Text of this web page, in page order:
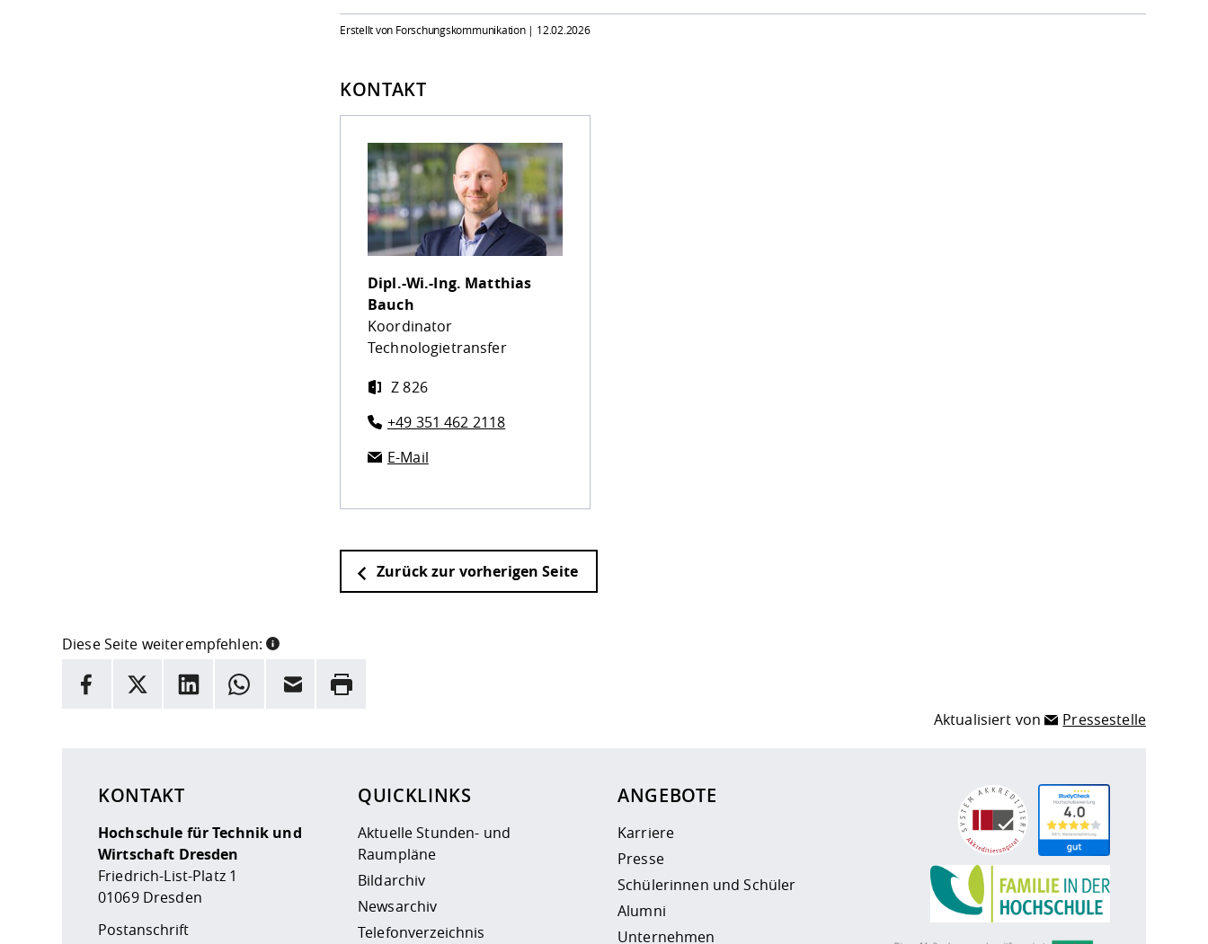
Erstellt von Forschungskommunikation | 12.02.2026
KONTAKT
Dipl.-Wi.-Ing. Matthias
Bauch
Koordinator
Technologietransfer
Z 826
+49 351 462 2118
E-Mail
Zurück zur vorherigen Seite
Diese Seite weiterempfehlen:
INFORMATION
Facebook
X LinkedInWhatsappE-Mail Drucken
Aktualisiert von Pressestelle
KONTAKT
Hochschule für Technik und
Wirtschaft Dresden
Friedrich-List-Platz 1
01069 Dresden
Postanschrift
QUICKLINKS
Aktuelle Stunden- und
Raumpläne
Bildarchiv
Newsarchiv
Telefonverzeichnis
ANGEBOTE
Karriere
Presse
Schülerinnen und Schüler
Alumni
Unternehmen